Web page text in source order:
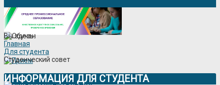
Вы здесь:
Главная
Для студента
Студенческий совет
ИНФОРМАЦИЯ ДЛЯ СТУДЕНТА